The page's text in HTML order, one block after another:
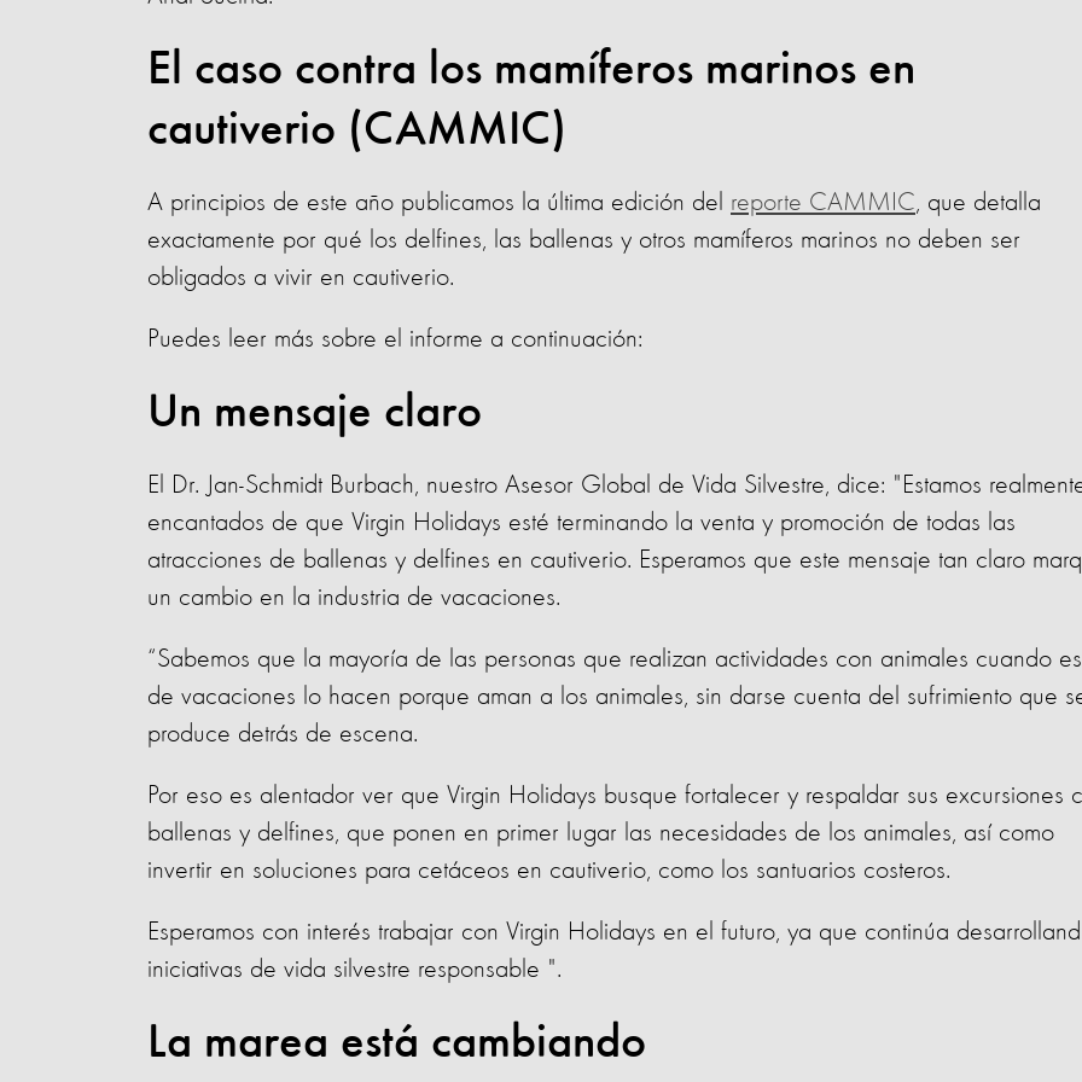
El caso contra los mamíferos marinos en
cautiverio (CAMMIC)
A principios de este año publicamos la última edición del reporte CAMMIC, que detalla
exactamente por qué los delfines, las ballenas y otros mamíferos marinos no deben ser
obligados a vivir en cautiverio.
Puedes leer más sobre el informe a continuación:
Un mensaje claro
El Dr. Jan-Schmidt Burbach, nuestro Asesor Global de Vida Silvestre, dice: "Estamos
encantados de que Virgin Holidays esté terminando la venta y promoción de todas las
atracciones de ballenas y delfines en cautiverio. Esperamos que este mensaje tan claro
un cambio en la industria de vacaciones.
“Sabemos que la mayoría de las personas que realizan actividades con animales cuando
de vacaciones lo hacen porque aman a los animales, sin darse cuenta del sufrimiento que
produce detrás de escena.
Por eso es alentador ver que Virgin Holidays busque fortalecer y respaldar sus excursiones
ballenas y delfines, que ponen en primer lugar las necesidades de los animales, así como
invertir en soluciones para cetáceos en cautiverio, como los santuarios costeros.
Esperamos con interés trabajar con Virgin Holidays en el futuro, ya que continúa
iniciativas de vida silvestre responsable ".
La marea está cambiando